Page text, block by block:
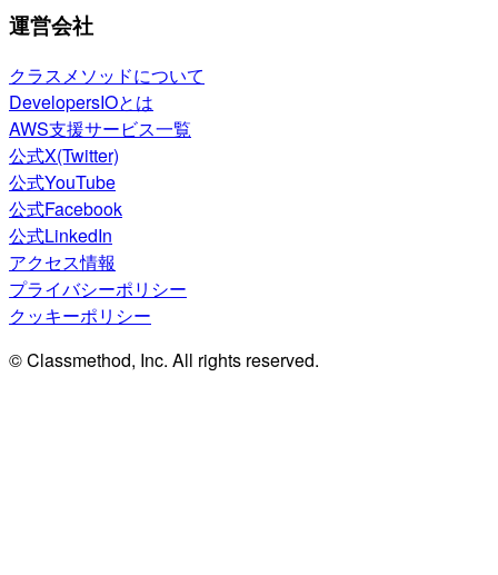
運営会社
クラスメソッドについて
DevelopersIOとは
AWS支援サービス一覧
公式X(Twitter)
公式YouTube
公式Facebook
公式LinkedIn
アクセス情報
プライバシーポリシー
クッキーポリシー
© Classmethod, Inc. All rights reserved.